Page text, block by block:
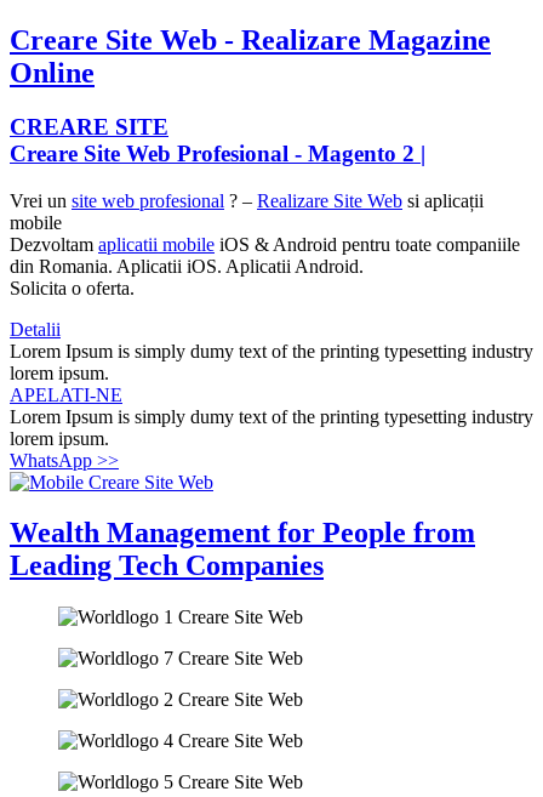
Creare Site Web - Realizare Magazine
Online
CREARE SITE
Creare Site Web Profesional - Magento 2 |
Vrei un site web profesional ? – Realizare Site Web si aplicații
mobile
Dezvoltam aplicatii mobile iOS & Android pentru toate companiile
din Romania. Aplicatii iOS. Aplicatii Android.
Solicita o oferta.
Detalii
Lorem Ipsum is simply dumy text of the printing typesetting industry
lorem ipsum.
APELATI-NE
Lorem Ipsum is simply dumy text of the printing typesetting industry
lorem ipsum.
WhatsApp >>
Wealth Management for People from
Leading Tech Companies